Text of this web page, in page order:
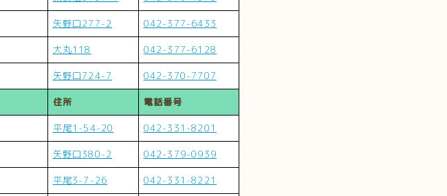
矢野口277-2 042-377-6433
大丸118 042-377-6128
矢野口724-7 042-370-7707
住所 電話番号
平尾1-54-20 042-331-8201
矢野口380-2 042-379-0939
平尾3-7-26 042-331-8221